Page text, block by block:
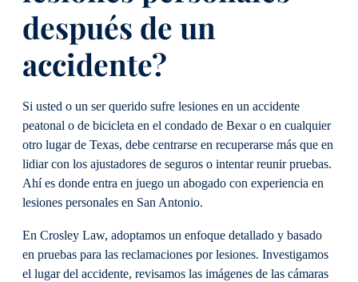
después de un
accidente?
Si usted o un ser querido sufre lesiones en un accidente
peatonal o de bicicleta en el condado de Bexar o en cualquier
otro lugar de Texas, debe centrarse en recuperarse más que en
lidiar con los ajustadores de seguros o intentar reunir pruebas.
Ahí es donde entra en juego un abogado con experiencia en
lesiones personales en San Antonio.
En Crosley Law, adoptamos un enfoque detallado y basado
en pruebas para las reclamaciones por lesiones. Investigamos
el lugar del accidente, revisamos las imágenes de las cámaras